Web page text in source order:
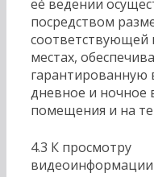
еѐ ведении
посредством
местах,
гарантированную
дневное и ночное
помещения и на
4.3 К просмотру
видеоинформации